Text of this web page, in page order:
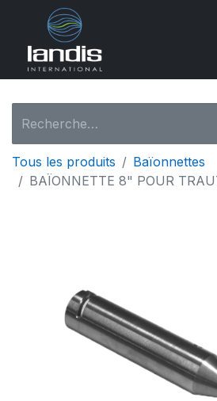
Tous les produits
Baïonnettes
BAÏONNETTE 8" POUR